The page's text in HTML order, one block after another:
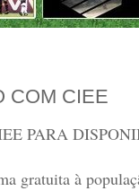
COM CIEE
PARA
gratuita à